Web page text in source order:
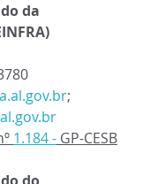
da
;
1.184 - GP-CESB